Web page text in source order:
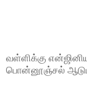
வள்ளிக்கு
பொன்னூஞ்சல்